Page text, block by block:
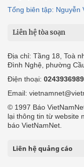
Tổng biên tập: Nguyễn
Liên hệ tòa soạn
Địa chỉ: Tầng 18, Toà
Đình Nghệ, phường
Điện thoại:
Email:
© 1997 Báo
lại thông tin từ website
báo VietNamNet.
Liên hệ quảng cáo